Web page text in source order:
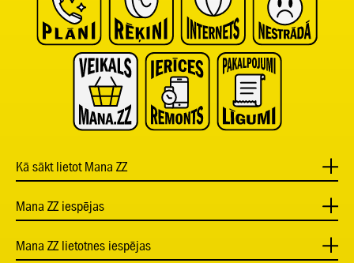
Kā sākt lietot Mana ZZ
Mana ZZ iespējas
Mana ZZ lietotnes iespējas